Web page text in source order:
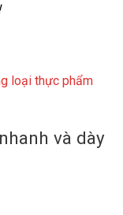
loại thực phẩm